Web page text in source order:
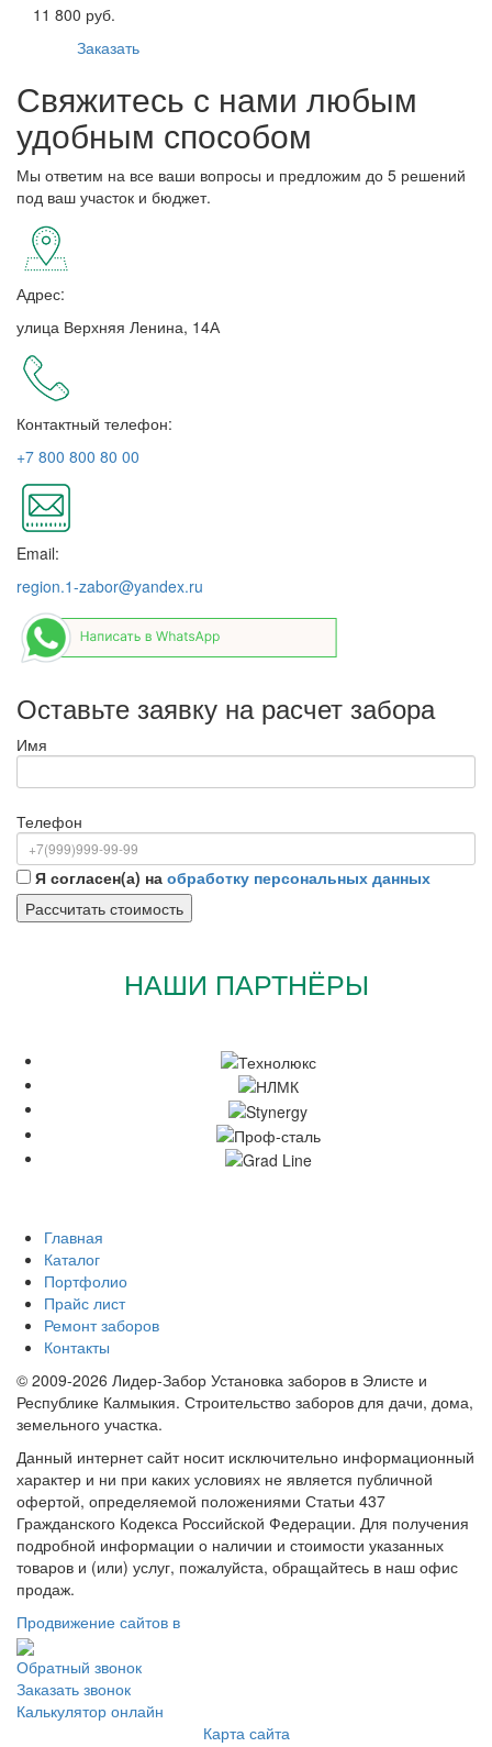
11 800 руб.
Заказать
Свяжитесь с нами любым
удобным способом
Мы ответим на все ваши вопросы и предложим до 5 решений
под ваш участок и бюджет.
Адрес:
улица Верхняя Ленина, 14А
Контактный телефон:
+7 800 800 80 00
Email:
region.1-zabor@yandex.ru
Оставьте заявку на расчет забора
Имя
Телефон
Я согласен(а) на обработку персональных данных
НАШИ ПАРТНЁРЫ
Главная
Каталог
Портфолио
Прайс лист
Ремонт заборов
Контакты
© 2009-2026 Лидер-Забор Установка заборов в Элисте и
Республике Калмыкия. Строительство заборов для дачи, дома,
земельного участка.
Данный интернет сайт носит исключительно информационный
характер и ни при каких условиях не является публичной
офертой, определяемой положениями Статьи 437
Гражданского Кодекса Российской Федерации. Для получения
подробной информации о наличии и стоимости указанных
товаров и (или) услуг, пожалуйста, обращайтесь в наш офис
продаж.
Продвижение сайтов в
Обратный звонок
Заказать звонок
Калькулятор онлайн
Карта сайта